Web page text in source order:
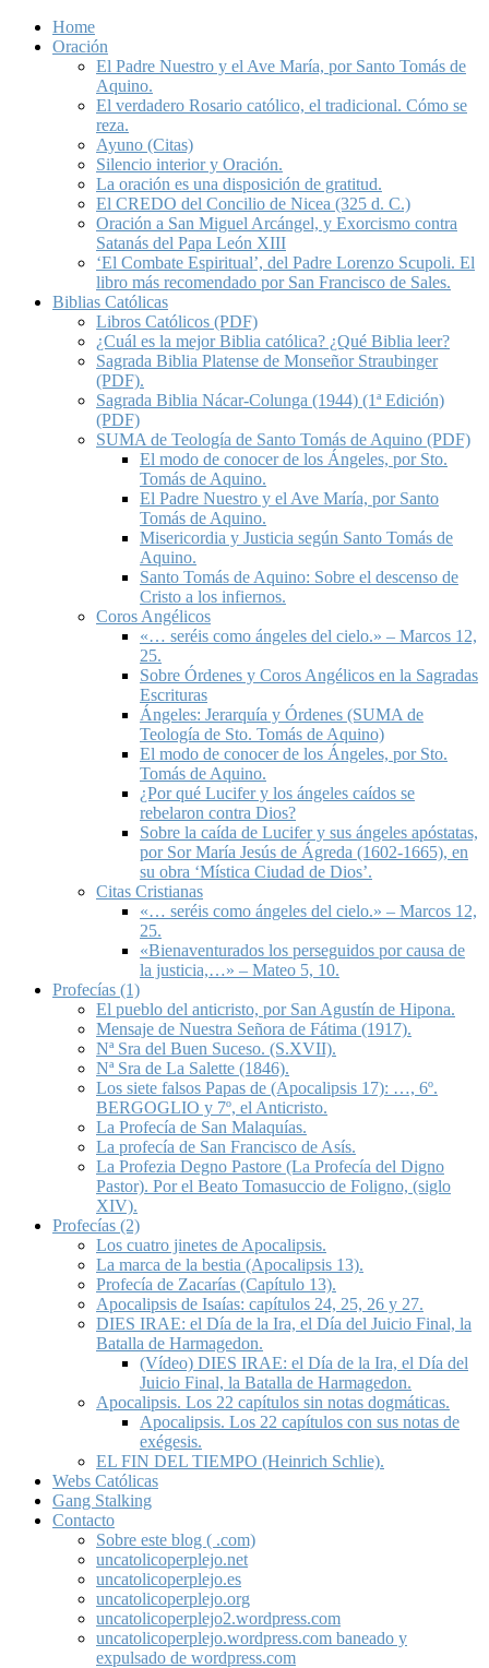
Home
Oración
El Padre Nuestro y el Ave María, por Santo Tomás de
Aquino.
El verdadero Rosario católico, el tradicional. Cómo se
reza.
Ayuno (Citas)
Silencio interior y Oración.
La oración es una disposición de gratitud.
El CREDO del Concilio de Nicea (325 d. C.)
Oración a San Miguel Arcángel, y Exorcismo contra
Satanás del Papa León XIII
‘El Combate Espiritual’, del Padre Lorenzo Scupoli. El
libro más recomendado por San Francisco de Sales.
Biblias Católicas
Libros Católicos (PDF)
¿Cuál es la mejor Biblia católica? ¿Qué Biblia leer?
Sagrada Biblia Platense de Monseñor Straubinger
(PDF).
Sagrada Biblia Nácar-Colunga (1944) (1ª Edición)
(PDF)
SUMA de Teología de Santo Tomás de Aquino (PDF)
El modo de conocer de los Ángeles, por Sto.
Tomás de Aquino.
El Padre Nuestro y el Ave María, por Santo
Tomás de Aquino.
Misericordia y Justicia según Santo Tomás de
Aquino.
Santo Tomás de Aquino: Sobre el descenso de
Cristo a los infiernos.
Coros Angélicos
«… seréis como ángeles del cielo.» – Marcos 12,
25.
Sobre Órdenes y Coros Angélicos en la Sagradas
Escrituras
Ángeles: Jerarquía y Órdenes (SUMA de
Teología de Sto. Tomás de Aquino)
El modo de conocer de los Ángeles, por Sto.
Tomás de Aquino.
¿Por qué Lucifer y los ángeles caídos se
rebelaron contra Dios?
Sobre la caída de Lucifer y sus ángeles apóstatas,
por Sor María Jesús de Ágreda (1602-1665), en
su obra ‘Mística Ciudad de Dios’.
Citas Cristianas
«… seréis como ángeles del cielo.» – Marcos 12,
25.
«Bienaventurados los perseguidos por causa de
la justicia,…» – Mateo 5, 10.
Profecías (1)
El pueblo del anticristo, por San Agustín de Hipona.
Mensaje de Nuestra Señora de Fátima (1917).
Nª Sra del Buen Suceso. (S.XVII).
Nª Sra de La Salette (1846).
Los siete falsos Papas de (Apocalipsis 17): …, 6º.
BERGOGLIO y 7º, el Anticristo.
La Profecía de San Malaquías.
La profecía de San Francisco de Asís.
La Profezia Degno Pastore (La Profecía del Digno
Pastor). Por el Beato Tomasuccio de Foligno, (siglo
XIV).
Profecías (2)
Los cuatro jinetes de Apocalipsis.
La marca de la bestia (Apocalipsis 13).
Profecía de Zacarías (Capítulo 13).
Apocalipsis de Isaías: capítulos 24, 25, 26 y 27.
DIES IRAE: el Día de la Ira, el Día del Juicio Final, la
Batalla de Harmagedon.
(Vídeo) DIES IRAE: el Día de la Ira, el Día del
Juicio Final, la Batalla de Harmagedon.
Apocalipsis. Los 22 capítulos sin notas dogmáticas.
Apocalipsis. Los 22 capítulos con sus notas de
exégesis.
EL FIN DEL TIEMPO (Heinrich Schlie).
Webs Católicas
Gang Stalking
Contacto
Sobre este blog ( .com)
uncatolicoperplejo.net
uncatolicoperplejo.es
uncatolicoperplejo.org
uncatolicoperplejo2.wordpress.com
uncatolicoperplejo.wordpress.com baneado y
expulsado de wordpress.com